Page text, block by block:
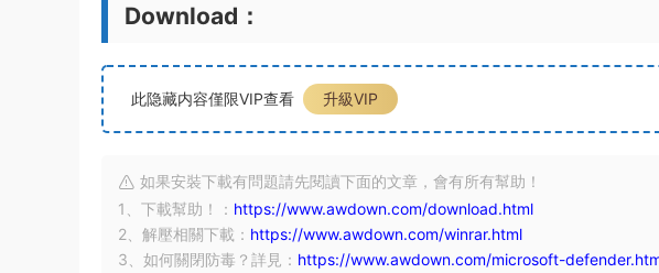
Download：
此隐藏内容僅限VIP查看 升級VIP
如果安裝下載有問題請先閱讀下面的文章，會有所有幫助！
1、下載幫助！： https://www.awdown.com/download.html
2、解壓相關下載： https://www.awdown.com/winrar.html
3、如何關閉防毒？詳見： https://www.awdown.com/microsoft-